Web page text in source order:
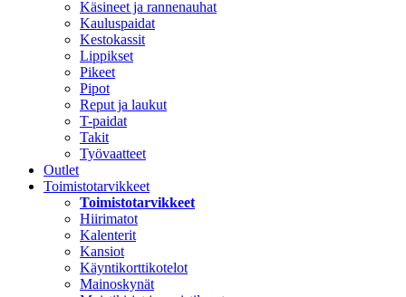
Käsineet ja rannenauhat
Kauluspaidat
Kestokassit
Lippikset
Pikeet
Pipot
Reput ja laukut
T-paidat
Takit
Työvaatteet
Outlet
Toimistotarvikkeet
Toimistotarvikkeet
Hiirimatot
Kalenterit
Kansiot
Käyntikorttikotelot
Mainoskynät